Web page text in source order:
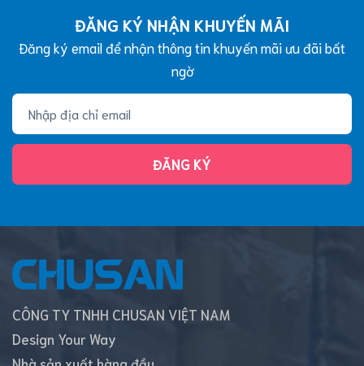
ĐĂNG KÝ NHẬN KHUYẾN MÃI
Đăng ký email để nhận thông tin khuyến mãi ưu đãi bất
ngờ
ĐĂNG KÝ
CÔNG TY TNHH CHUSAN VIỆT NAM
Design Your Way